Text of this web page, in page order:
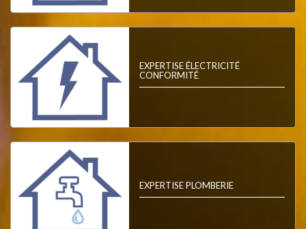
EXPERTISE ÉLECTRICITÉ
CONFORMITÉ
EXPERTISE PLOMBERIE